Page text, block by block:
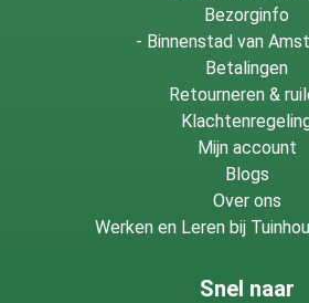
Bezorginfo
- Binnenstad van
Betalingen
Retourneren &
Mijn account
Blogs
Over ons
Werken en Leren bij
Snel naar